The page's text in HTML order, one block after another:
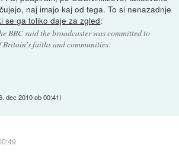
naj imajo kaj od tega. To si nenazadnje
se ga toliko daje za zgled:
BBC said the broadcaster was committed to
faiths and communities.
dec 2010 ob 00:41)